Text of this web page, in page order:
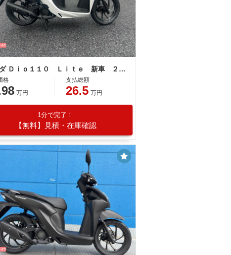
ホンダ Ｄｉｏ１１０ Ｌｉｔｅ 新車 ２０２６年モデル パールスノーフレークホワイト 新基準原付 原付免許運転可能 コンビニフック
格
万円
支払総額
26.5 万円
1分で完了！
【無料】見積・在庫確認